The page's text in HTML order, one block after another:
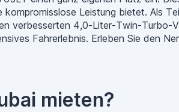
Leistung bietet. Als
verbesserten 4,0-Liter-Twin-
Fahrerlebnis. Erleben Sie den
mieten?